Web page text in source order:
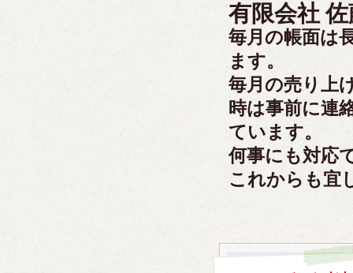
有限会社
毎月の帳面は
ます。
毎月の売り上
時は事前に連
ています。
何事にも対応
これからも宜